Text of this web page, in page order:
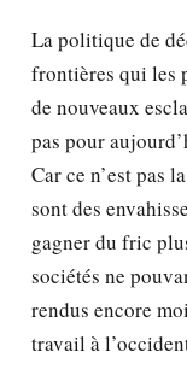
La politique de
frontières qui les
de nouveaux
pas pour
Car ce n’est pas
sont des
gagner du fric
sociétés ne
rendus encore
travail à